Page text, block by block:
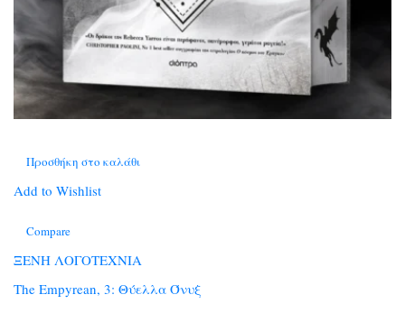
Προσθήκη στο καλάθι
Add to Wishlist
Compare
ΞΕΝΗ ΛΟΓΟΤΕΧΝΙΑ
The Empyrean, 3: Θύελλα Όνυξ